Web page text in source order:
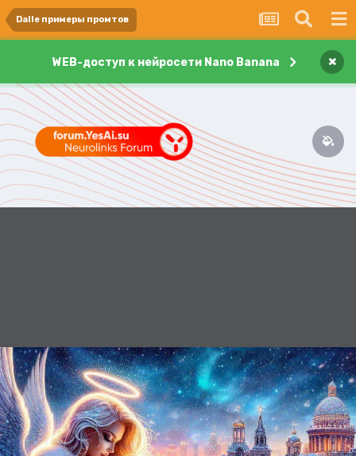
Dalle примеры промтов
WEB-доступ к нейросети Nano Banana ×